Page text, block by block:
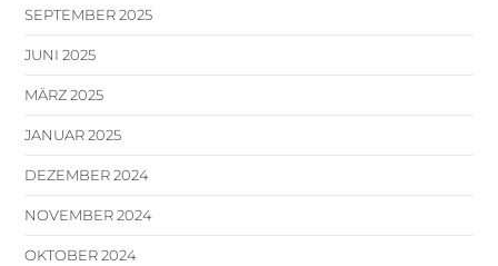
SEPTEMBER 2025
JUNI 2025
MÄRZ 2025
JANUAR 2025
DEZEMBER 2024
NOVEMBER 2024
OKTOBER 2024